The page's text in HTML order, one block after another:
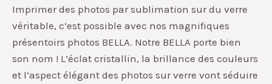
Imprimer des photos par sublimation sur du verre
véritable, c’est possible avec nos magnifiques
présentoirs photos BELLA. Notre BELLA porte bien
son nom ! L’éclat cristallin, la brillance des couleurs
et l’aspect élégant des photos sur verre vont séduire